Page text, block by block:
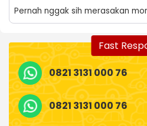
Pernah nggak sih merasakan
Fast
0821 3131 000 76
0821 3131 000 76